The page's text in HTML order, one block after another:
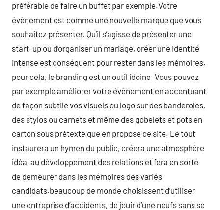
préférable de faire un buffet par exemple.Votre
évènement est comme une nouvelle marque que vous
souhaitez présenter. Qu’il s’agisse de présenter une
start-up ou d’organiser un mariage, créer une identité
intense est conséquent pour rester dans les mémoires.
pour cela, le branding est un outil idoine. Vous pouvez
par exemple améliorer votre évènement en accentuant
de façon subtile vos visuels ou logo sur des banderoles,
des stylos ou carnets et même des gobelets et pots en
carton sous prétexte que en propose ce site. Le tout
instaurera un hymen du public, créera une atmosphère
idéal au développement des relations et fera en sorte
de demeurer dans les mémoires des variés
candidats.beaucoup de monde choisissent d’utiliser
une entreprise d’accidents, de jouir d’une neufs sans se